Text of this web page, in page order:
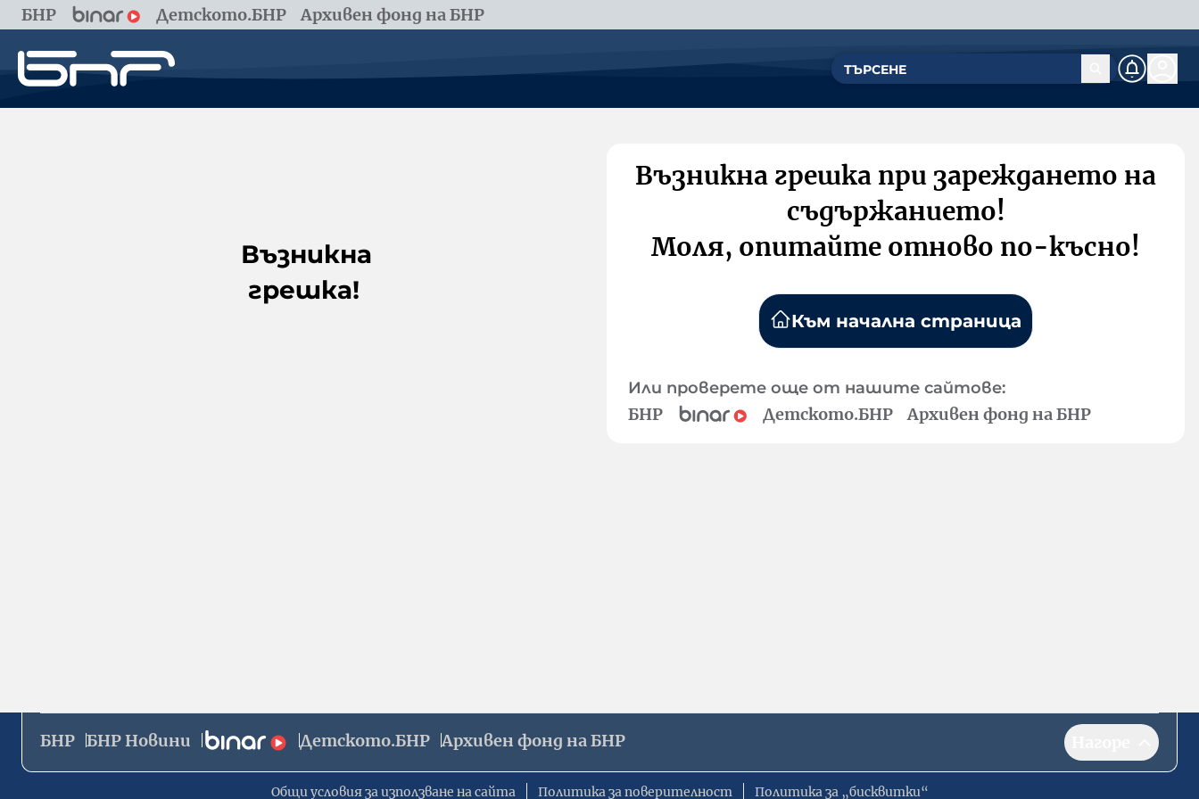
БНР Детското.БНР Архивен фонд на БНР
Възникна
грешка!
Възникна грешка при зареждането на
съдържанието!
Моля, опитайте отново по-късно!
Към начална страница
Или проверете още от нашите сайтове:
БНР Детското.БНР Архивен фонд на БНР
БНР БНР Новини Детското.БНР Архивен фонд на БНР
Общи условия за използване на сайта Политика за поверителност Политика за „бисквитки“